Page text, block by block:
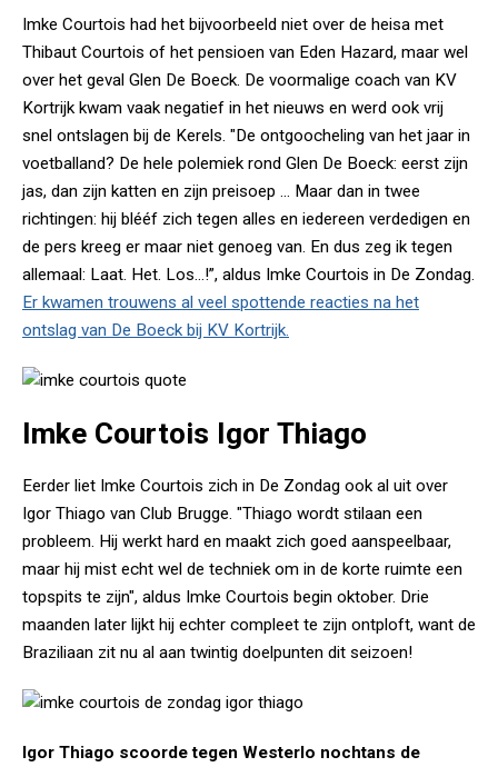
Imke Courtois had het bijvoorbeeld niet over de heisa met
Thibaut Courtois of het pensioen van Eden Hazard, maar wel
over het geval Glen De Boeck. De voormalige coach van KV
Kortrijk kwam vaak negatief in het nieuws en werd ook vrij
snel ontslagen bij de Kerels. "De ontgoocheling van het jaar in
voetballand? De hele polemiek rond Glen De Boeck: eerst zijn
jas, dan zijn katten en zijn preisoep … Maar dan in twee
richtingen: hij blééf zich tegen alles en iedereen verdedigen en
de pers kreeg er maar niet genoeg van. En dus zeg ik tegen
allemaal: Laat. Het. Los…!”, aldus Imke Courtois in De Zondag.
Er kwamen trouwens al veel spottende reacties na het
ontslag van De Boeck bij KV Kortrijk.
Imke Courtois Igor Thiago
Eerder liet Imke Courtois zich in De Zondag ook al uit over
Igor Thiago van Club Brugge. "Thiago wordt stilaan een
probleem. Hij werkt hard en maakt zich goed aanspeelbaar,
maar hij mist echt wel de techniek om in de korte ruimte een
topspits te zijn", aldus Imke Courtois begin oktober. Drie
maanden later lijkt hij echter compleet te zijn ontploft, want de
Braziliaan zit nu al aan twintig doelpunten dit seizoen!
Igor Thiago scoorde tegen Westerlo nochtans de